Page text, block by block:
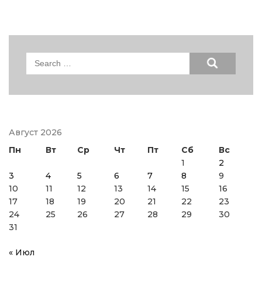
Search
Август 2026
Пн
Вт Ср Чт Пт Сб
Вс
1
2
3
4 5 6 7 8
9
10
11 12 13 14 15
16
17
18 19 20 21 22
23
24
25 26 27 28 29
30
31
« Июл